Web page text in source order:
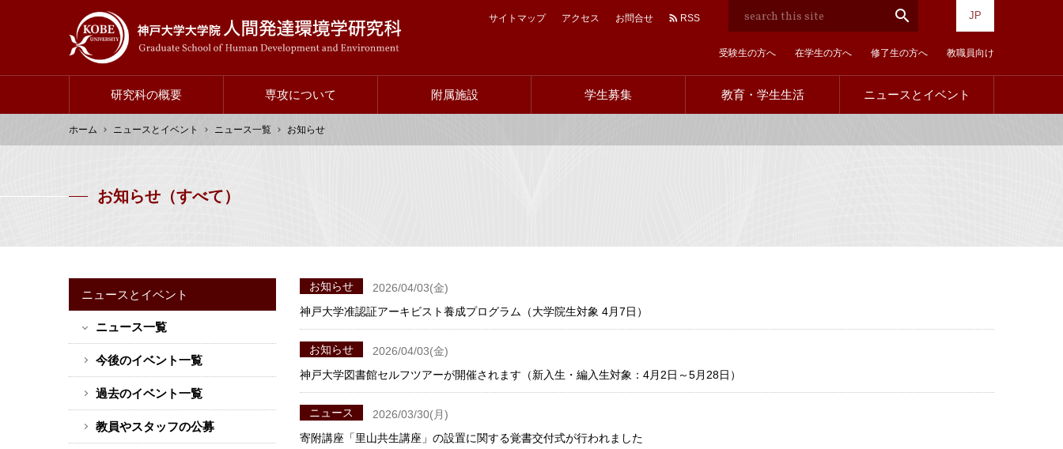
動
メ
ー
ョ
ン
研究科の概要 専攻について 附属施設 学生募集 教育・学生生活 ニュースとイベント
訪
受験生の方へ 在学生の方へ 修了生の方へ 教職員向け
ナ
サイトマップ アクセス お問合せ RSS search JP
ホーム ニュースとイベント ニュース一覧 お知らせ
お知らせ（すべて）
2026/04/03(金)
お知らせ
神戸大学准認証アーキビスト養成プログラム（大学院生対象 4月7日）
2026/04/03(金)
お知らせ
神戸大学図書館セルフツアーが開催されます（新入生・編入生対象：4月2日～5月28日）
2026/03/30(月)
ニュース
寄附講座「里山共生講座」の設置に関する覚書交付式が行われました
サ
イ
ド
バ
ー
メ
ニュースとイベント
ニュース一覧
今後のイベント一覧
過去のイベント一覧
教員やスタッフの公募